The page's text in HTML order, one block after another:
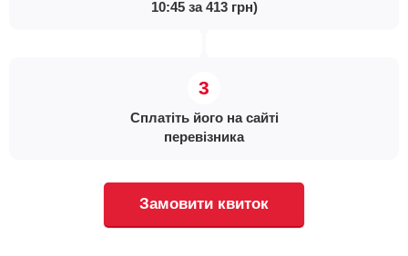
10:45 за 413 грн)
Сплатіть його на сайті
перевізника
Замовити квиток